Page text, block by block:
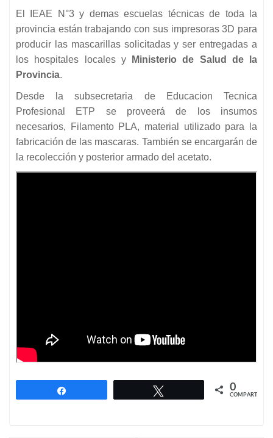
El IEAE N°3 y demas escuelas técnicas de toda la
provincia están trabajando con sus impresoras 3D para
producir las mascarillas solicitadas y ser entregadas a
los hospitales locales y
Ministerio de Salud de la
Provincia.
Desde la subsecretaria de Educacion Tecnica
Profesional ETP se proveerá de los insumos
necesarios, Filamento PLA, material utilizado para la
fabricación de las mascaras. También se encargarán de
la recolección y posterior armado del acetato.
0
COMPARTIR